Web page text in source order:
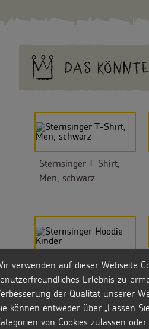
DAS
Sternsinger T-Shirt,
Men, schwarz
Sternsinger Hoodie
Kinder
verwenden auf dieser Webseite
Erlebnis zu
der Qualität unserer
können entweder über „Lassen
von Cookies zulassen